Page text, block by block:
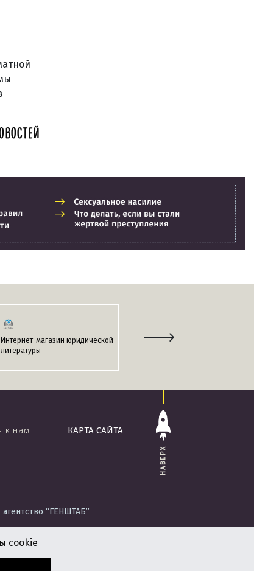
Интернет-магазин юридической
литературы
Информационно-поисковая
НАВЕРХ
КАРТА САЙТА
к нам
агентство “ГЕНШТАБ”
cookie